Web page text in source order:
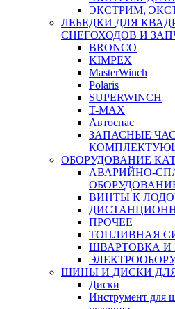
ЭКСТРИМ,
ЛЕБЕДКИ ДЛЯ
СНЕГОХОДОВ И
BRONCO
KIMPEX
MasterWinch
Polaris
SUPERWINCH
T-MAX
Автоспас
ЗАПАСНЫЕ
ОБОРУДОВАНИЕ
АВАРИЙНО-
ВИНТЫ К
ПРОЧЕЕ
ТОПЛИВНАЯ
ШВАРТОВКА И
ШИНЫ И ДИСКИ
Диски
Инструмент для